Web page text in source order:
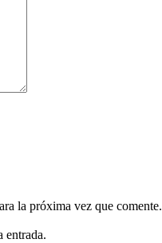
la próxima vez que comente.
entrada.